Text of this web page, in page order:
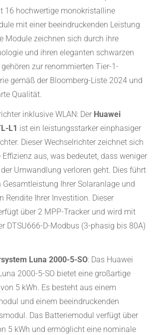
16 hochwertige monokristalline
mit einer beeindruckenden Leistung
Module zeichnen sich durch ihre
und ihren eleganten schwarzen
zur renommierten Tier-1-
gemäß der Bloomberg-Liste 2024 und
Qualität.
inklusive WLAN: Der Huawei
L1 ist ein leistungsstarker einphasiger
Dieser Wechselrichter zeichnet sich
aus, was bedeutet, dass weniger
Umwandlung verloren geht. Dies führt
Gesamtleistung Ihrer Solaranlage und
Rendite Ihrer Investition. Dieser
über 2 MPP-Tracker und wird mit
DTSU666-D-Modbus (3-phasig bis 80A)
Luna 2000-5-SO: Das Huawei
2000-5-SO bietet eine großartige
5 kWh. Es besteht aus einem
und einem beeindruckenden
Das Batteriemodul verfügt über
5 kWh und ermöglicht eine nominale